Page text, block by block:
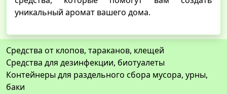
уникальный аромат вашего дома.
Средства от клопов, тараканов, клещей
Средства для дезинфекции, биотуалеты
Контейнеры для раздельного сбора мусора, урны,
баки